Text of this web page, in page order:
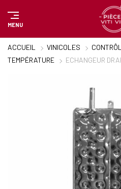
MENU
ACCUEIL VINICOLES
TEMPÉRATURE
ECHANGEUR
Panneau de gestion des cookies